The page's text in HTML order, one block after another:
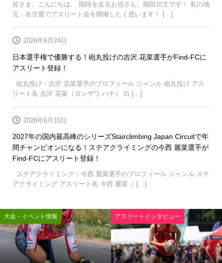
皆さま、こんにちは。 階段を走るお坊さん、階段坊主です！ 私の地
元・名古屋でアスリート会を開催したく思います！ […]
日本選手権で優勝する！砲丸投げの吉沢 花菜選手がFind-FCに
アスリート登録！
2026年6月24日
砲丸投げ・吉沢 花菜選手のプロフィール ジャンル 砲丸投げ アス
リート名 吉沢 花菜（ヨシザワ ハナ） 出 […]
2027年の国内最高峰のシリーズStairclimbing Japan Circuitで年
間チャンピオンになる！ステアクライミングの今西 麗菜選手が
Find-FCにアスリート登録！
2026年6月15日
ステアクライミング・今西 麗菜選手のプロフィール ジャンル ステ
アクライミング アスリート名 今西 麗菜（ […]
大会・イベント情報 アスリートインタビュー